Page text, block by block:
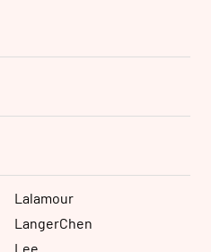
Lalamour
LangerChen
Lee